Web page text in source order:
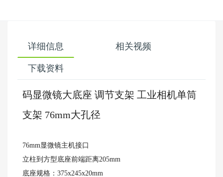
详细信息 相关视频
下载资料
码显微镜大底座 调节支架 工业相机单筒
支架 76mm大孔径
76mm显微镜主机接口
立柱到方型底座前端距离205mm
底座规格：375x245x20mm